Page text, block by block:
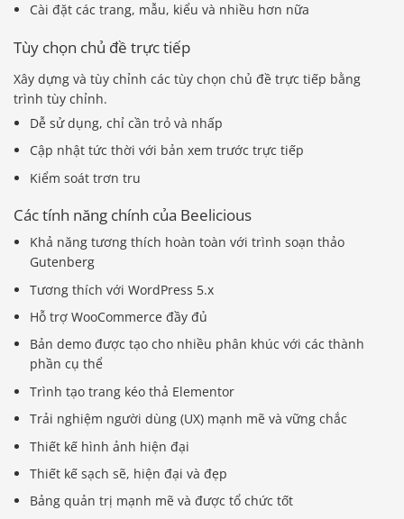
Cài đặt các trang, mẫu, kiểu và nhiều hơn nữa
Tùy chọn chủ đề trực tiếp
Xây dựng và tùy chỉnh các tùy chọn chủ đề trực tiếp bằng
trình tùy chỉnh.
Dễ sử dụng, chỉ cần trỏ và nhấp
Cập nhật tức thời với bản xem trước trực tiếp
Kiểm soát trơn tru
Các tính năng chính của Beelicious
Khả năng tương thích hoàn toàn với trình soạn thảo
Gutenberg
Tương thích với WordPress 5.x
Hỗ trợ WooCommerce đầy đủ
Bản demo được tạo cho nhiều phân khúc với các thành
phần cụ thể
Trình tạo trang kéo thả Elementor
Trải nghiệm người dùng (UX) mạnh mẽ và vững chắc
Thiết kế hình ảnh hiện đại
Thiết kế sạch sẽ, hiện đại và đẹp
Bảng quản trị mạnh mẽ và được tổ chức tốt